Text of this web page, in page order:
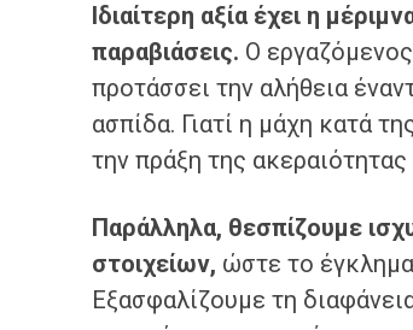
Ιδιαίτερη αξία έχει η
παραβιάσεις. Ο
προτάσσει την αλήθεια
ασπίδα. Γιατί η μάχη κατά
την πράξη της
Παράλληλα, θεσπίζουμε
στοιχείων, ώστε το
Εξασφαλίζουμε τη